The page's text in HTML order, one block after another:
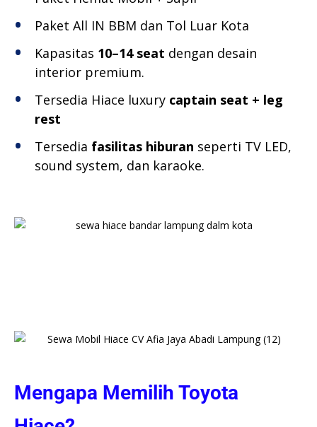
Paket All IN BBM dan Tol Luar Kota
Kapasitas 10–14 seat dengan desain
interior premium.
Tersedia Hiace luxury captain seat + leg
rest
Tersedia fasilitas hiburan seperti TV LED,
sound system, dan karaoke.
Mengapa Memilih Toyota